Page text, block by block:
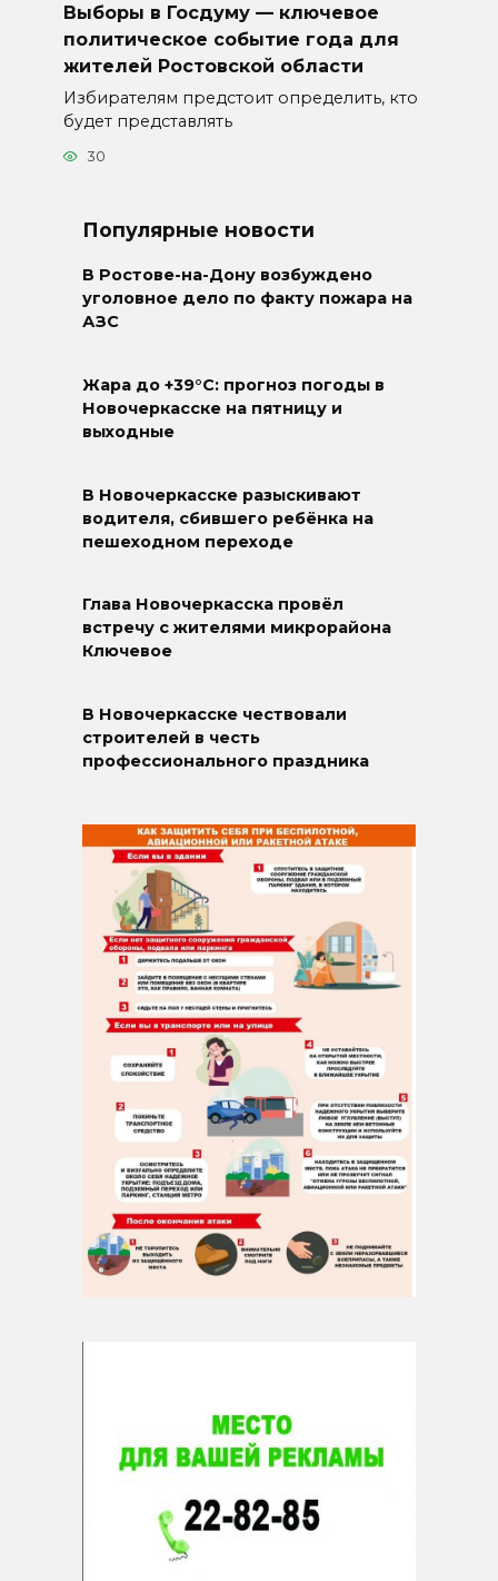
Выборы в Госдуму — ключевое
политическое событие года для
жителей Ростовской области
Избирателям предстоит определить, кто
будет представлять
30
Популярные новости
В Ростове-на-Дону возбуждено
уголовное дело по факту пожара на
АЗС
Жара до +39°C: прогноз погоды в
Новочеркасске на пятницу и
выходные
В Новочеркасске разыскивают
водителя, сбившего ребёнка на
пешеходном переходе
Глава Новочеркасска провёл
встречу с жителями микрорайона
Ключевое
В Новочеркасске чествовали
строителей в честь
профессионального праздника